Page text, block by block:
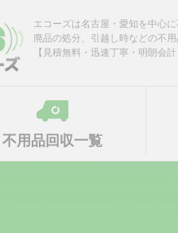
エコーズは名古屋・愛知を中心
廃品の処分、引越し時などの不
【見積無料・迅速丁寧・明朗会
不用品回収一覧